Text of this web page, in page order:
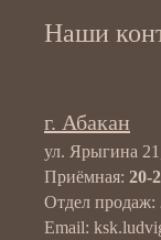
Наши
г. Абакан
ул. Ярыгина
Приёмная: 20-
Отдел продаж:
Email: